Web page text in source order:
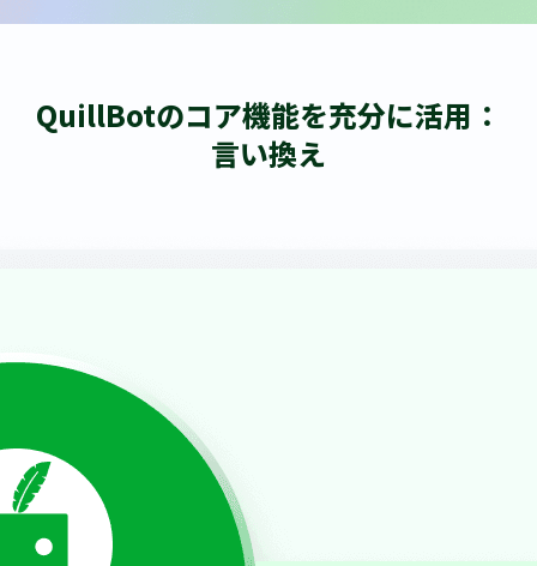
QuillBotのコア機能を充分に活用：
言い換え